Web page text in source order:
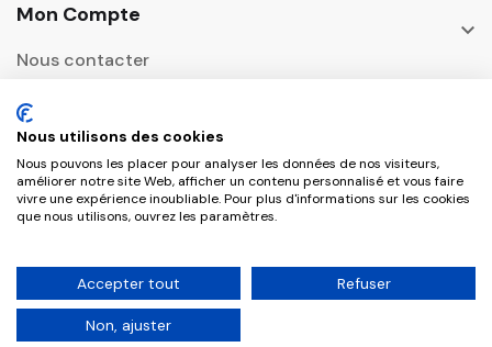
Mon Compte

Nous contacter
Informations
Adresse Postale
Copyright © 2026 CHR Master Tous droits
Nous utilisons des cookies
Nous pouvons les placer pour analyser les données de nos visiteurs,
améliorer notre site Web, afficher un contenu personnalisé et vous faire
vivre une expérience inoubliable. Pour plus d'informations sur les cookies
que nous utilisons, ouvrez les paramètres.
Accepter tout Refuser
Non, ajuster